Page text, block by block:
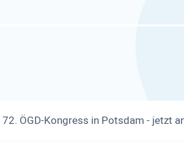
72. ÖGD-Kongress in Potsdam - jetzt